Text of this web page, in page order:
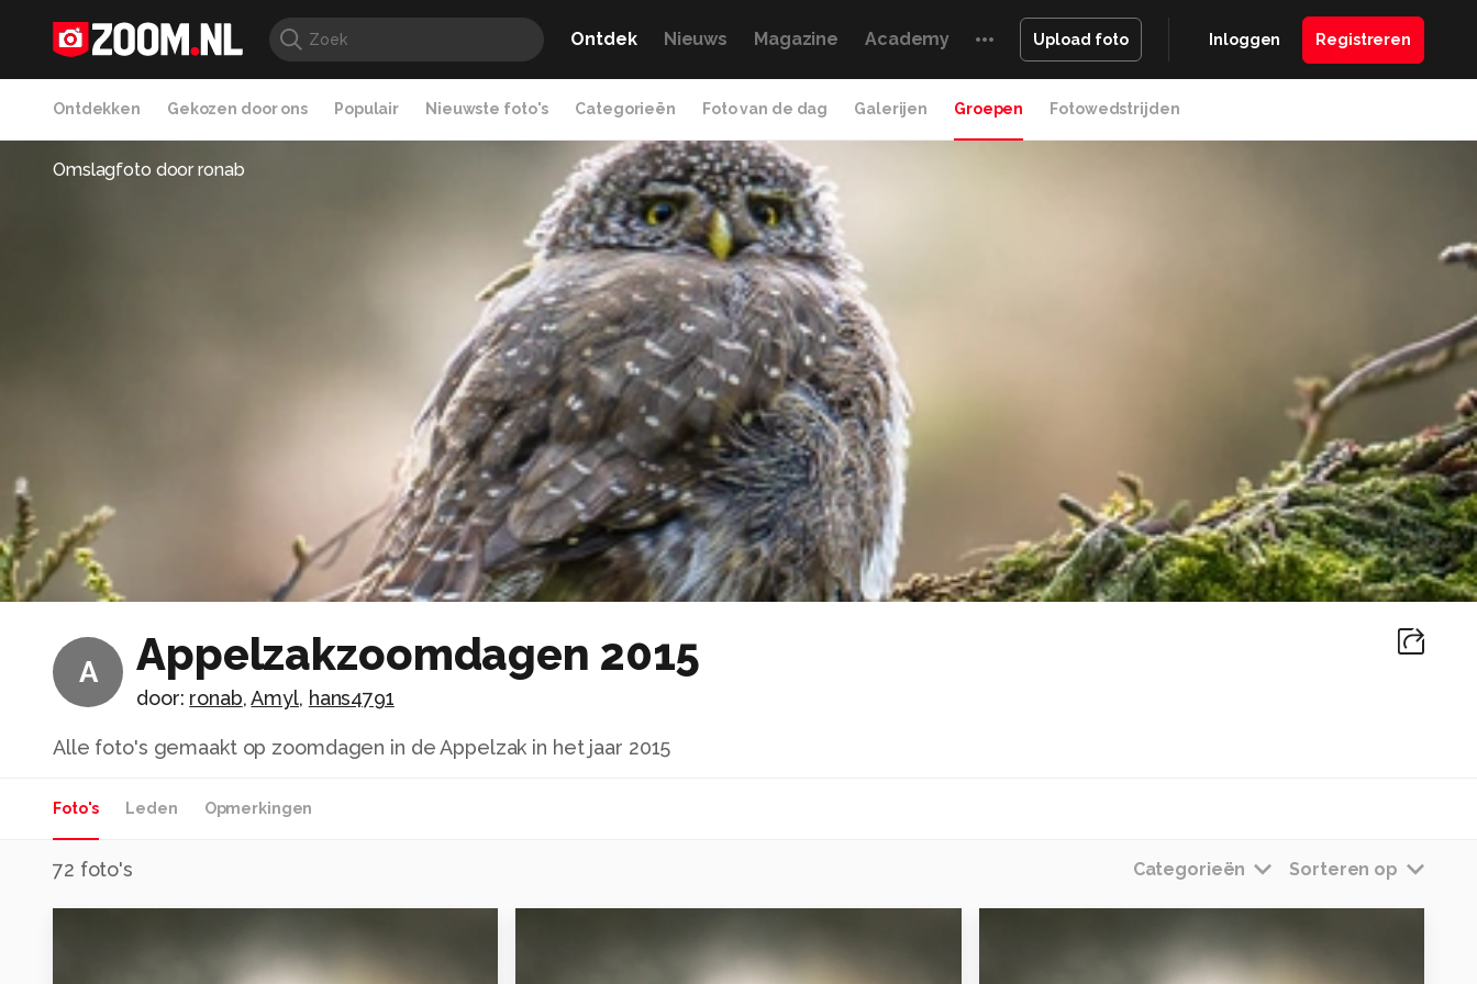
Ontdek Nieuws Magazine Academy Upload foto Inloggen Registreren
Ontdekken Gekozen door ons Populair Nieuwste foto's Categorieën Foto van de dag Galerijen Groepen Fotowedstrijden
Omslagfoto doorronab
A Appelzakzoomdagen 2015
door: ronab,Amyl, hans4791
Alle foto's gemaakt op zoomdagen in de Appelzak in het jaar 2015
Foto's Leden Opmerkingen
72 foto's Categorieën Sorteren op